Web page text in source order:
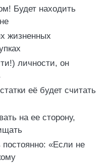
Будет находить
жизненных
личности, он
её будет считать
на ее сторону,
«Если не